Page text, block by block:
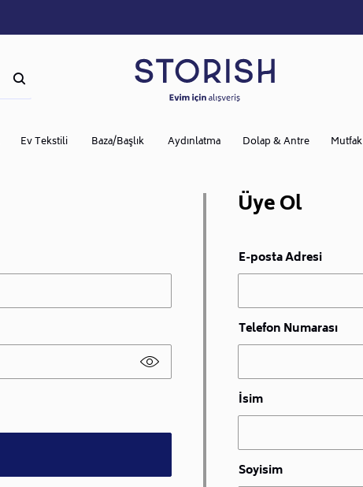
Ev Tekstili Baza/Başlık Aydınlatma Dolap & Antre Mutfak
Üye Ol
E-posta Adresi
Telefon Numarası
İsim
Soyisim